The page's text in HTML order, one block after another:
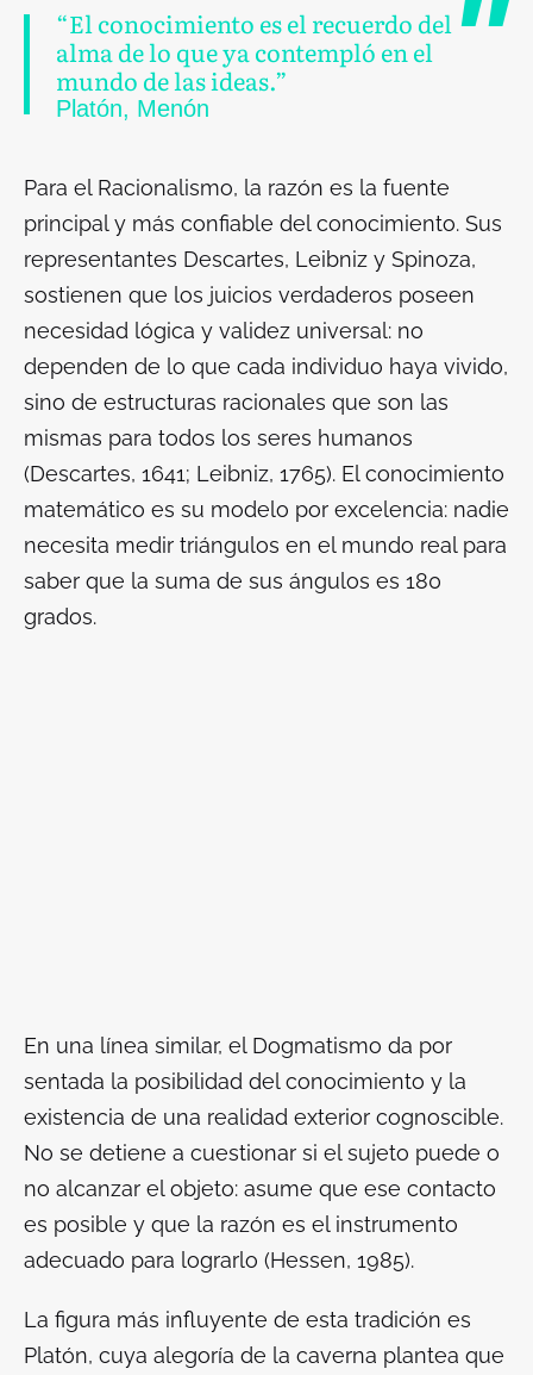
“El conocimiento es el recuerdo del
alma de lo que ya contempló en el
mundo de las ideas.”
Platón, Menón
Para el Racionalismo, la razón es la fuente
principal y más confiable del conocimiento. Sus
representantes Descartes, Leibniz y Spinoza,
sostienen que los juicios verdaderos poseen
necesidad lógica y validez universal: no
dependen de lo que cada individuo haya vivido,
sino de estructuras racionales que son las
mismas para todos los seres humanos
(Descartes, 1641; Leibniz, 1765). El conocimiento
matemático es su modelo por excelencia: nadie
necesita medir triángulos en el mundo real para
saber que la suma de sus ángulos es 180
grados.
En una línea similar, el Dogmatismo da por
sentada la posibilidad del conocimiento y la
existencia de una realidad exterior cognoscible.
No se detiene a cuestionar si el sujeto puede o
no alcanzar el objeto: asume que ese contacto
es posible y que la razón es el instrumento
adecuado para lograrlo (Hessen, 1985).
La figura más influyente de esta tradición es
Platón, cuya alegoría de la caverna plantea que